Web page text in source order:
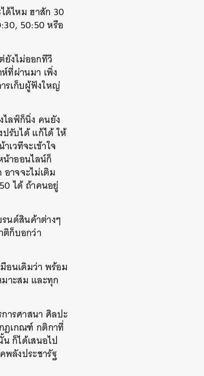
ด้ไหม ฮาสัก 30
50:50 หรือ
งไม่ออกทีวี
ที่ผ่านมา เพิ่ง
รเก็บผู้ฟังใหญ่
ลฟ์ก็นิ่ง คนยัง
รับได้ แก้ได้ ให้
เวทีจะเข้าใจ
น้าออนไลน์ก็
าจจะไม่เติม
ได้ ถ้าคนอยู่
นด์สินค้าต่างๆ
ติก็บอกว่า
อนเดิมว่า พร้อม
าะสม และทุก
ารศาสนา ศิลปะ
ฎเกณฑ์ กติกาที่
ก็ได้เสนอไป
ลังประชารัฐ